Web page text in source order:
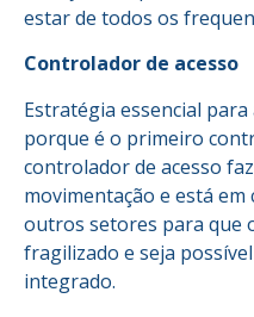
estar de todos os
Controlador de acesso
Estratégia essencial
porque é o primeiro
controlador de acesso
movimentação e está
outros setores para que
fragilizado e seja
integrado.